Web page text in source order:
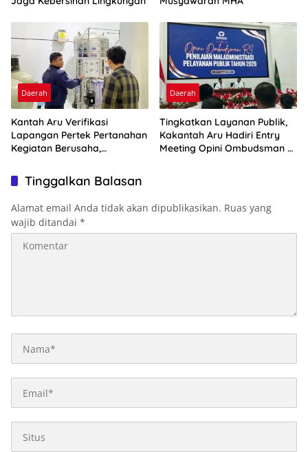
Daerah
Kantah Aru Verifikasi
Lapangan Pertek Pertanahan
Kegiatan Berusaha,
Daerah
Tingkatkan Layanan Publik,
Kakantah Aru Hadiri Entry
Meeting Opini Ombudsman RI
Tinggalkan Balasan
Alamat email Anda tidak akan dipublikasikan. Ruas yang
wajib ditandai *